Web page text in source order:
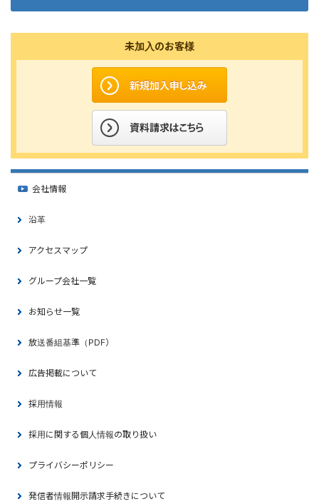
未加入のお客様
会社情報
沿革
アクセスマップ
グループ会社一覧
お知らせ一覧
放送番組基準（PDF）
広告掲載について
採用情報
採用に関する個人情報の取り扱い
プライバシーポリシー
発信者情報開示請求手続きについて